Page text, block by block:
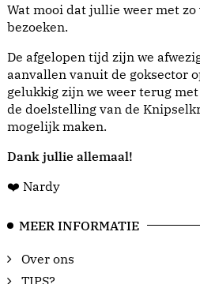
Wat mooi dat jullie weer met
bezoeken.
De afgelopen tijd zijn we
aanvallen vanuit de goksector
gelukkig zijn we weer terug
de doelstelling van de
mogelijk maken.
Dank jullie allemaal!
❤️ Nardy
MEER INFORMATIE
Over ons
TIPS?